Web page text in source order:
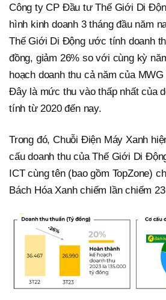
Công ty CP Đầu tư Thế Giới Di
hình kinh doanh 3 tháng đầu năm
Thế Giới Di Động ước tính doanh
đồng, giảm 26% so với cùng kỳ
hoạch doanh thu cả năm của
Đây là mức thu vào thấp nhất của
tính từ 2020 đến nay.
Trong đó, Chuỗi Điện Máy Xanh
cấu doanh thu của Thế Giới Di
ICT cùng tên (bao gồm TopZone)
Bách Hóa Xanh chiếm lần chiếm